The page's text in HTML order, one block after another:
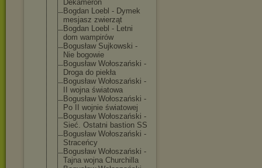
Dekameron
Bogdan Loebl - Dymek
mesjasz zwierząt
Bogdan Loebl - Letni
dom wampirów
Bogusław Sujkowski -
Nie bogowie
Bogusław Wołoszański -
Droga do piekła
Bogusław Wołoszański -
II wojna światowa
Bogusław Wołoszański -
Po II wojnie światowej
Bogusław Wołoszański -
Sieć. Ostatni bastion SS
Bogusław Wołoszański -
Straceńcy
Bogusław Wołoszański -
Tajna wojna Churchilla